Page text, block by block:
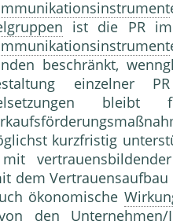
ist die PR im
beschränkt,
einzelner
bleibt
kurzfristig
dem
ökonomische
den Unternehmen/